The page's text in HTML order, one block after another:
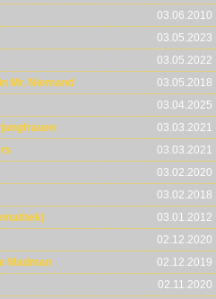
03.06.2010
03.05.2023
03.05.2022
Mr. Niemand
03.05.2018
03.04.2025
03.03.2021
03.03.2021
03.02.2020
03.02.2018
03.01.2012
02.12.2020
Madman
02.12.2019
02.11.2020